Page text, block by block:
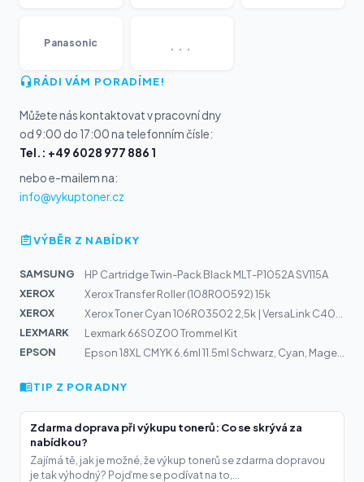
Panasonic ...
RÁDI VÁM PORADÍME!
Můžete nás kontaktovat v pracovní dny
od 9:00 do 17:00 na telefonním čísle:
Tel.: +49 6028 977 886 1
nebo e-mailem na:
info@vykuptoner.cz
VÝBĚR Z NABÍDKY
SAMSUNG
HP Cartridge Twin-Pack Black MLT-P1052A SV115A
XEROX
Xerox Transfer Roller (108R00592) 15k
XEROX
LEXMARK
Lexmark 66S0Z00 Trommel Kit
EPSON
TIP Z PORADNY
Zdarma doprava při výkupu tonerů: Co se skrývá za
nabídkou?
Zajímá tě, jak je možné, že výkup tonerů se zdarma dopravou
je tak výhodný? Pojďme se podívat na to,...